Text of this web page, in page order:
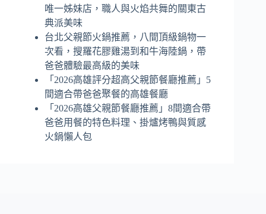
唯一姊妹店，職人與火焰共舞的關東古
典派美味
台北父親節火鍋推薦，八間頂級鍋物一
次看，搜羅花膠雞湯到和牛海陸鍋，帶
爸爸體驗最高級的美味
「2026高雄評分超高父親節餐廳推薦」5
間適合帶爸爸聚餐的高雄餐廳
「2026高雄父親節餐廳推薦」8間適合帶
爸爸用餐的特色料理、掛爐烤鴨與質感
火鍋懶人包